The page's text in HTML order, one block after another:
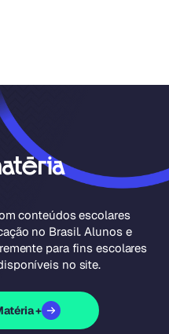
conteúdos escolares
no Brasil. Alunos e
para fins escolares
no site.
+